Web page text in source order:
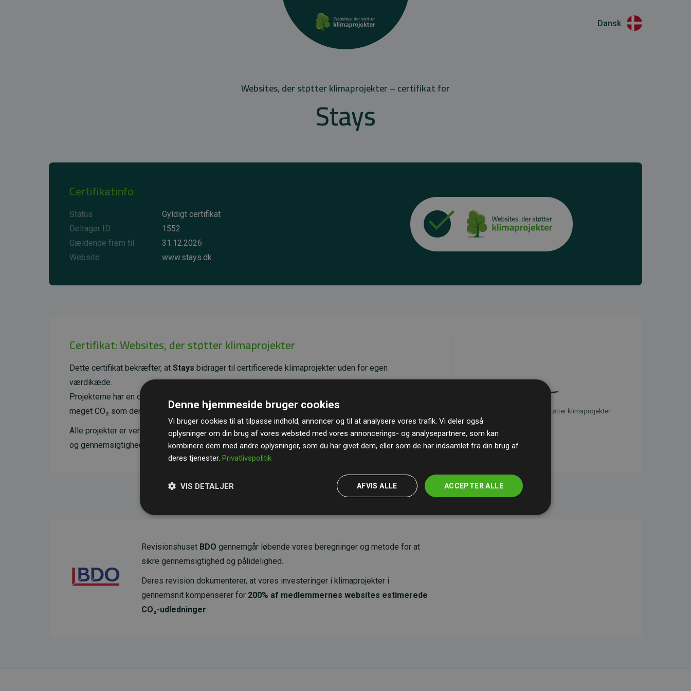
Dansk
Websites, der støtter klimaprojekter – certifikat for
Stays
Certifikatinfo
Status
Gyldigt certifikat
Deltager ID
1552
Gældende frem til
31.12.2026
Website
www.stays.dk
Certifikat: Websites, der støtter klimaprojekter
Dette certifikat bekræfter, at Stays bidrager til certificerede klimaprojekter uden for egen
værdikæde.
Projekterne har en dokumenteret CO₂-reducerende effekt, som i gennemsnit svarer til dobbelt så
meget CO₂ som den estimerede udledning fra hjemmesiden.
Alle projekter er verificeret gennemGold Standard– en international ordning, der sikrer høj kvalitet
og gennemsigtighed i klimainvesteringer. Du kan læse mere om de konkrete projekter her.
initiativet Websites, der støtter klimaprojekter
Revisionshuset BDO gennemgår løbende vores beregninger og metode for at
sikre gennemsigtighed og pålidelighed.
Deres revision dokumenterer, at vores investeringer i klimaprojekter i
gennemsnit kompenserer for 200% af medlemmernes websites estimerede
CO₂-udledninger.
Denne hjemmeside bruger cookies
Vi bruger cookies til at tilpasse indhold, annoncer og til at analysere vores trafik. Vi deler også
oplysninger om din brug af vores websted med vores annoncerings- og analysepartnere, som kan
kombinere dem med andre oplysninger, som du har givet dem, eller som de har indsamlet fra din brug af
deres tjenester. Privatlivspolitik
ACCEPTER ALLE
AFVIS ALLE
VIS DETALJER